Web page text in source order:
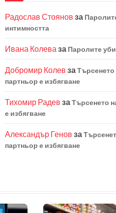
Радослав Стоянов за
интимността
Ивана Колеваза Паролите
Добромир Колев заТърсенето
партньор е избягване
Тихомир Радев заТърсенето
е избягване
Александър Генов за
партньор е избягване